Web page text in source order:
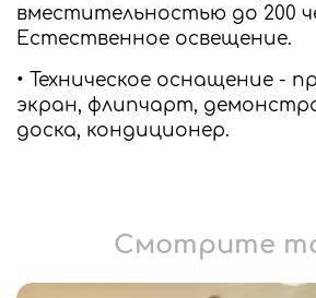
вместительностью до 200
Естественное освещение.
• Техническое оснащение -
экран, флипчарт,
доска, кондиционер.
Смотрите